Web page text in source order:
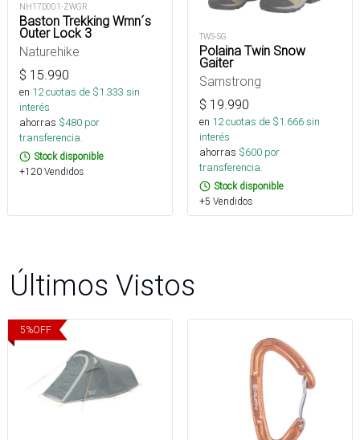
NH17D001-ZWGR
Baston Trekking Wmn´s
Outer Lock 3
Naturehike
$ 15.990
en 12cuotas de $1.333 sin
interés
ahorras $480 por
transferencia.
Stock disponible
+120 Vendidos
TWS-SG
Polaina Twin Snow
Gaiter
Samstrong
$ 19.990
en 12cuotas de $1.666sin
interés
ahorras $600 por
transferencia.
Stock disponible
+5 Vendidos
Últimos Vistos
5%OFF